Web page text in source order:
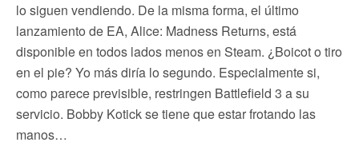
lo siguen vendiendo. De la misma forma, el último
lanzamiento de EA, Alice: Madness Returns, está
disponible en todos lados menos en Steam. ¿Boicot o tiro
en el pie? Yo más diría lo segundo. Especialmente si,
como parece previsible, restringen Battlefield 3 a su
servicio. Bobby Kotick se tiene que estar frotando las
manos…